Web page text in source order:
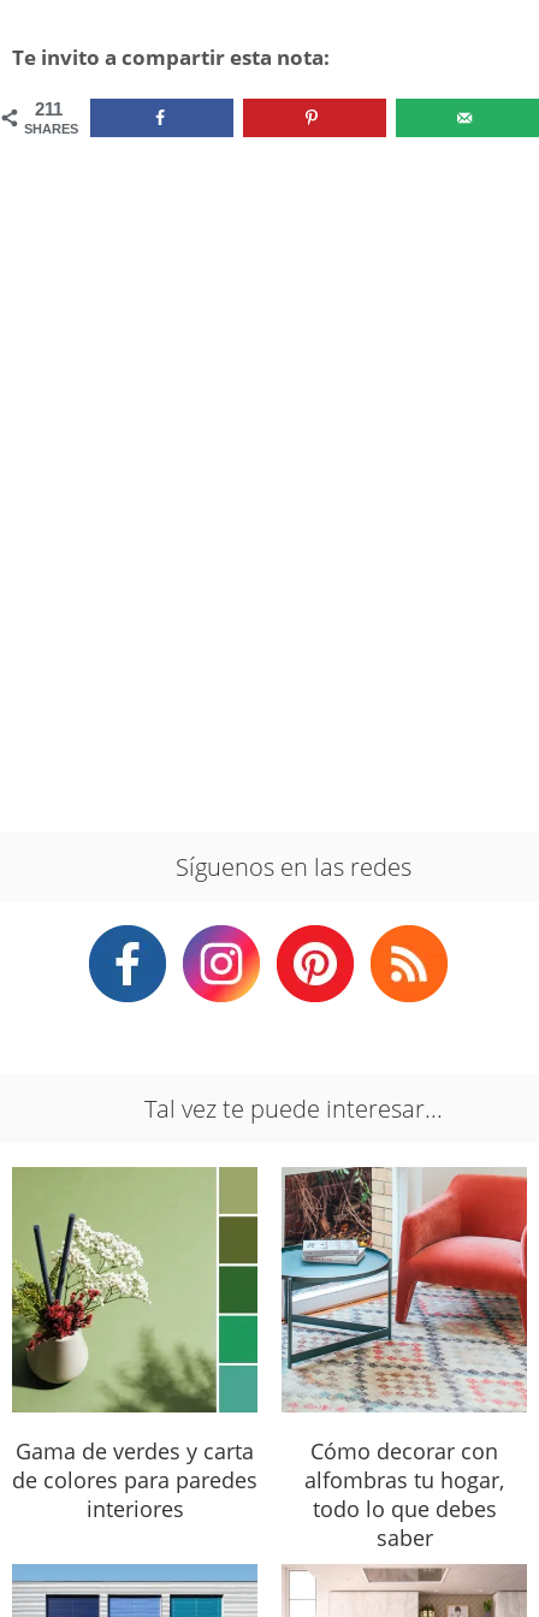
Te invito a compartir esta nota:
211
SHARES
Síguenos en las redes
Tal vez te puede interesar...
Gama de verdes y carta
de colores para paredes
interiores
Cómo decorar con
alfombras tu hogar,
todo lo que debes
saber